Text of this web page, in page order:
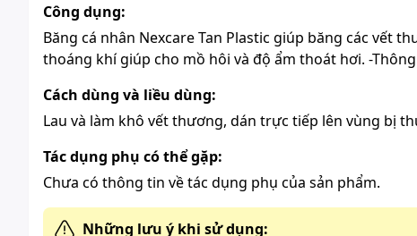
Công dụng:
Băng cá nhân Nexcare Tan Plastic giúp băng các vết
thoáng khí giúp cho mồ hôi và độ ẩm thoát hơi. -
Cách dùng và liều dùng:
Lau và làm khô vết thương, dán trực tiếp lên vùng bị
Tác dụng phụ có thể gặp:
Chưa có thông tin về tác dụng phụ của sản phẩm.
Những lưu ý khi sử dụng: